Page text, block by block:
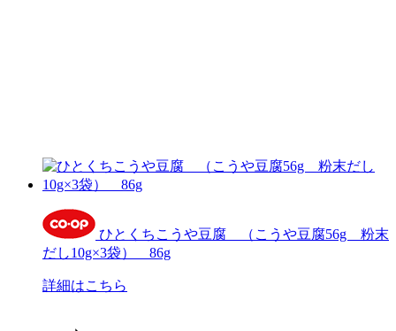
ひとくちこうや豆腐 （こうや豆腐56g 粉末
だし10g×3袋） 86g
詳細はこちら